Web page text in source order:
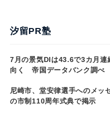
汐留PR塾
7月の景気DIは43.6で3カ月
向く 帝国データバンク調べ
尼崎市、堂安律選手へのメ
の市制110周年式典で掲示